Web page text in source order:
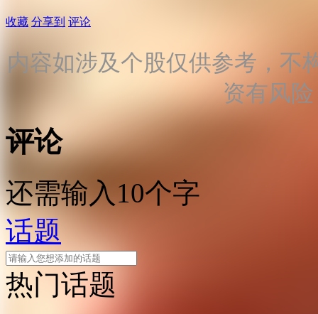
收藏 分享到 评论
内容如涉及个股仅供参考，不
资有风
评论
还需输入10个字
话题
热门话题